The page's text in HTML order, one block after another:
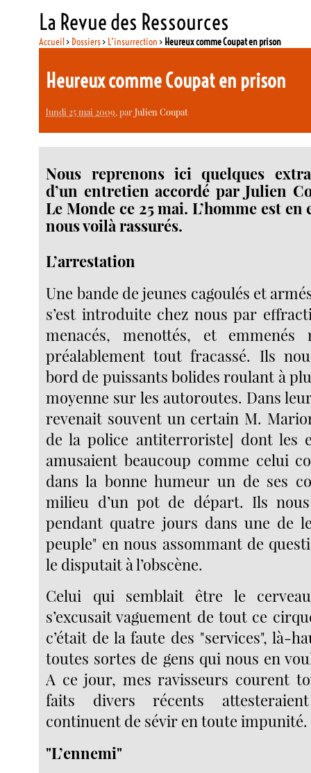
La Revue des Ressources
Accueil> Dossiers> L’insurrection > Heureux comme Coupat en prison
Heureux comme Coupat en prison
lundi 25 mai 2009, parJulien Coupat
Nous reprenons ici quelques
d’un entretien accordé par Julien
Le Monde ce 25 mai. L’homme est
nous voilà rassurés.
L’arrestation
Une bande de jeunes cagoulés et
s’est introduite chez nous par
menacés, menottés, et
préalablement tout fracassé. Ils
bord de puissants bolides roulant à
moyenne sur les autoroutes. Dans
revenait souvent un certain M.
de la police antiterroriste] dont les
amusaient beaucoup comme celui
dans la bonne humeur un de ses
milieu d’un pot de départ. Ils
pendant quatre jours dans une de
peuple" en nous assommant de
le disputait à l’obscène.
Celui qui semblait être le
s’excusait vaguement de tout ce
c’était de la faute des "services", là-
toutes sortes de gens qui nous en
A ce jour, mes ravisseurs courent
faits divers récents
continuent de sévir en toute impunité.
"L’ennemi"